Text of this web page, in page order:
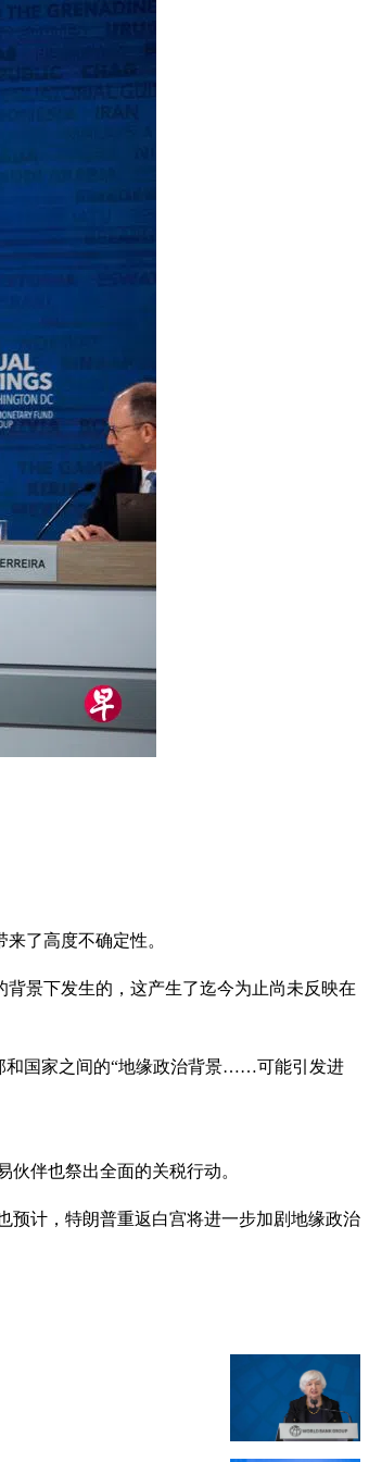
了高度不确定性。
景下发生的，这产生了迄今为止尚未反映在
和国家之间的“地缘政治背景……可能引发进
伴也祭出全面的关税行动。
预计，特朗普重返白宫将进一步加剧地缘政治